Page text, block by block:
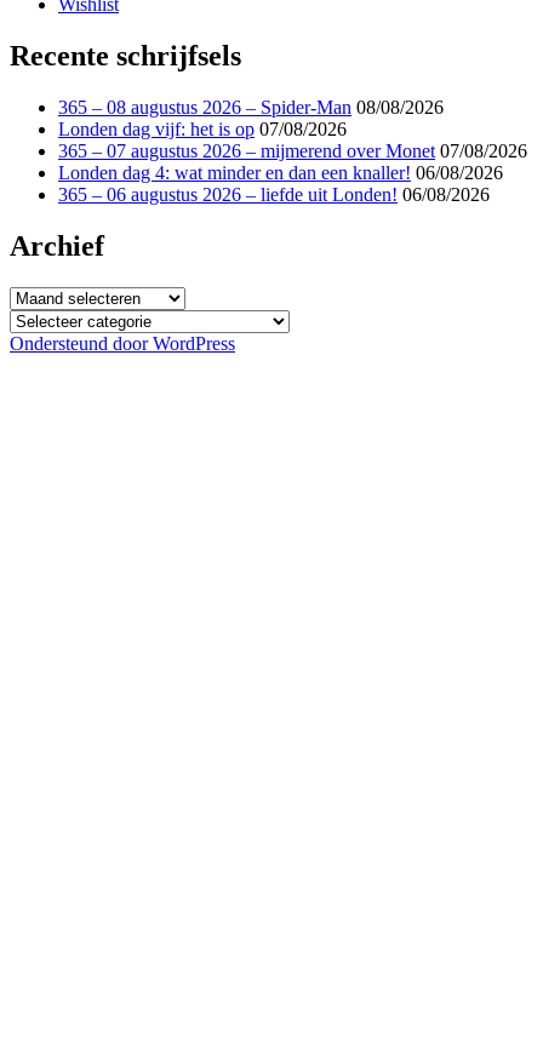
Recente schrijfsels
365 – 08 augustus 2026 – Spider-Man 08/08/2026
Londen dag vijf: het is op 07/08/2026
365 – 07 augustus 2026 – mijmerend over Monet 07/08/2026
Londen dag 4: wat minder en dan een knaller! 06/08/2026
365 – 06 augustus 2026 – liefde uit Londen! 06/08/2026
Archief
Archief
Categorieën
Ondersteund door WordPress